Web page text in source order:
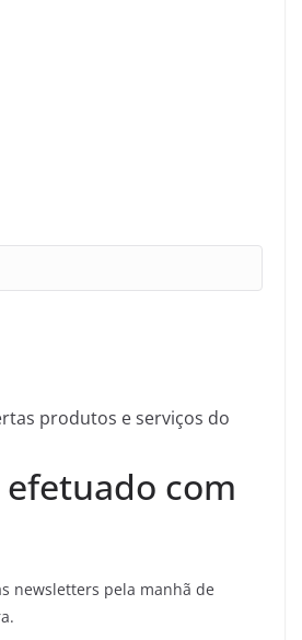
produtos e serviços do
com
newsletters pela manhã de